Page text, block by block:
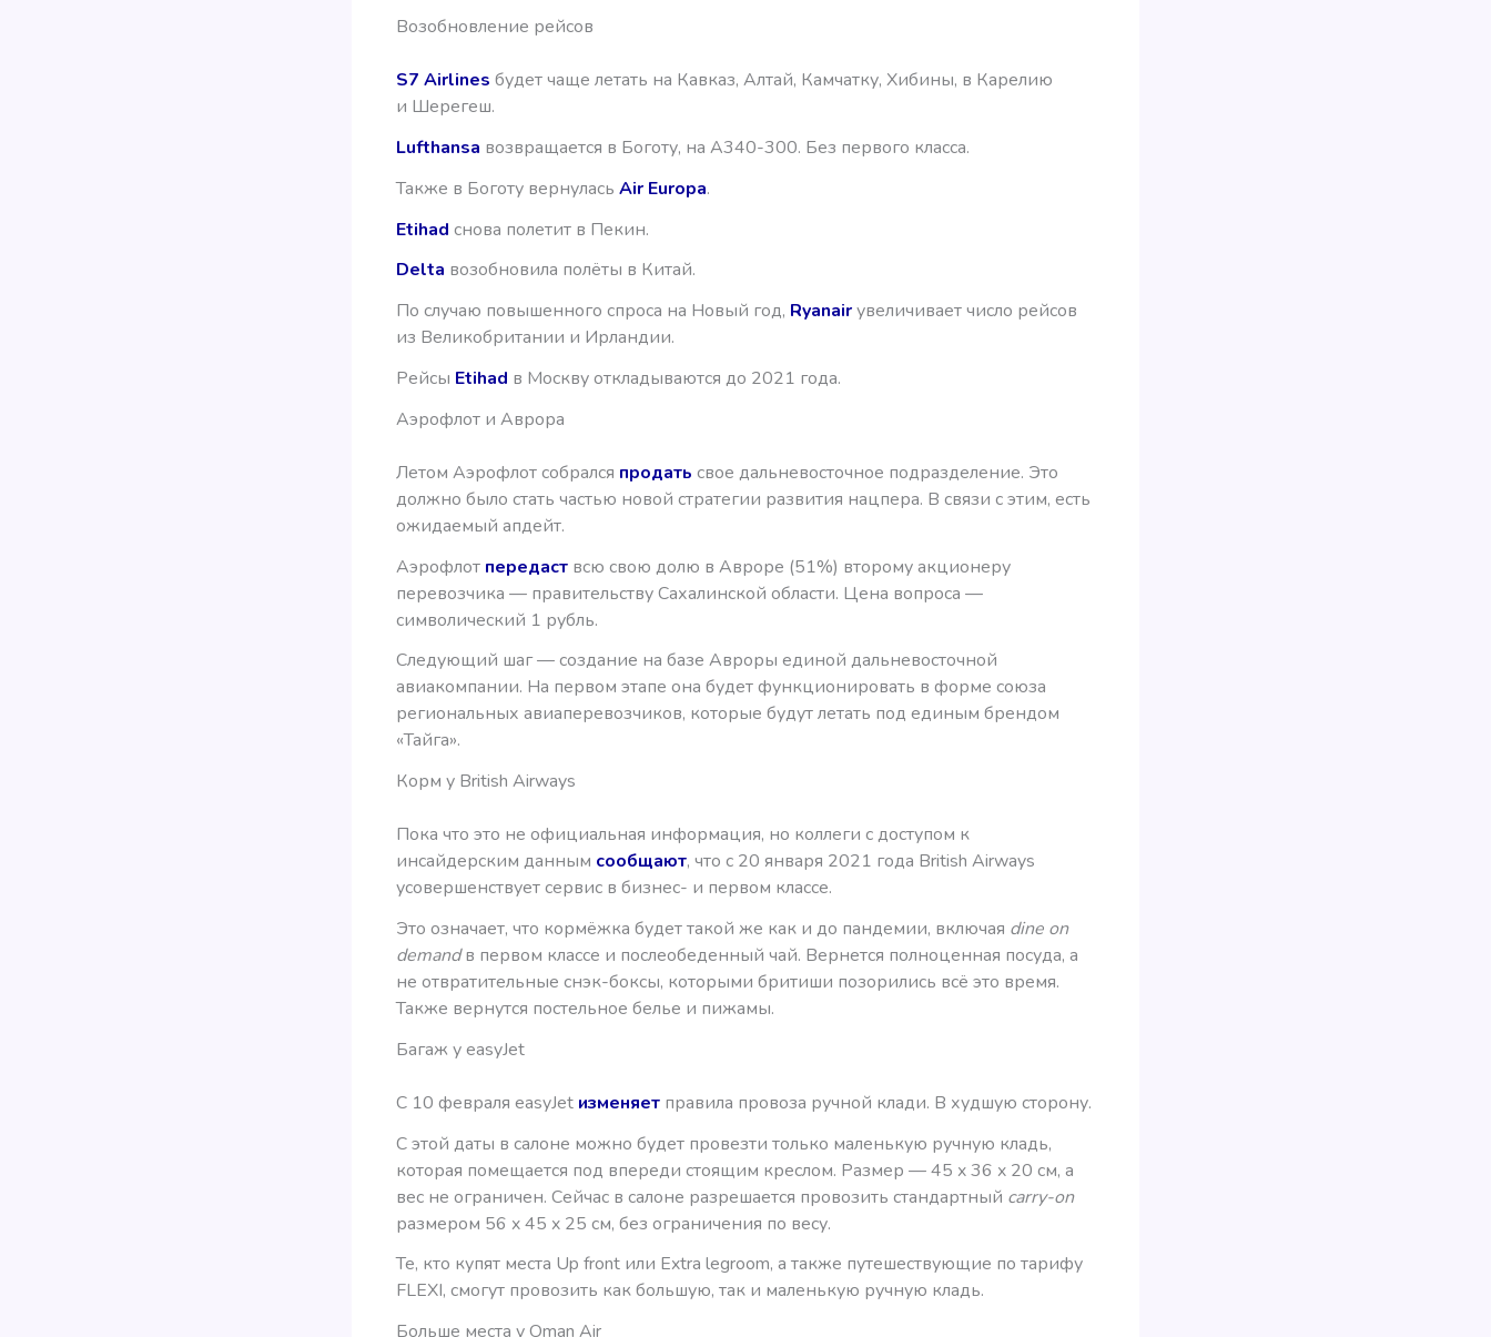
Возобновление рейсов
S7 Airlines будет чаще летать на Кавказ, Алтай, Камчатку, Хибины, в Карелию
и Шерегеш.
Lufthansa возвращается в Боготу, на A340-300. Без первого класса.
Также в Боготу вернулась Air Europa.
Etihad снова полетит в Пекин.
Delta возобновила полёты в Китай.
По случаю повышенного спроса на Новый год, Ryanairувеличивает число рейсов
из Великобритании и Ирландии.
Рейсы Etihad в Москву откладываются до 2021 года.
Аэрофлот и Аврора
Летом Аэрофлот собрался продать свое дальневосточное подразделение. Это
должно было стать частью новой стратегии развития нацпера. В связи с этим, есть
ожидаемый апдейт.
Аэрофлот передаст всю свою долю в Авроре (51%) второму акционеру
перевозчика — правительству Сахалинской области. Цена вопроса —
символический 1 рубль.
Следующий шаг — создание на базе Авроры единой дальневосточной
авиакомпании. На первом этапе она будет функционировать в форме союза
региональных авиаперевозчиков, которые будут летать под единым брендом
«Тайга».
Корм у British Airways
Пока что это не официальная информация, но коллеги с доступом к
инсайдерским данным сообщают, что с 20 января 2021 года British Airways
усовершенствует сервис в бизнес- и первом классе.
Это означает, что кормёжка будет такой же как и до пандемии, включая dine on
demandв первом классе и послеобеденный чай. Вернется полноценная посуда, а
не отвратительные снэк-боксы, которыми бритиши позорились всё это время.
Также вернутся постельное белье и пижамы.
Багаж у easyJet
С 10 февраля easyJet изменяет правила провоза ручной клади. В худшую сторону.
С этой даты в салоне можно будет провезти только маленькую ручную кладь,
которая помещается под впереди стоящим креслом. Размер — 45 x 36 x 20 см, а
вес не ограничен. Сейчас в салоне разрешается провозить стандартный carry-on
размером 56 x 45 x 25 см, без ограничения по весу.
Те, кто купят места Up front или Extra legroom, а также путешествующие по тарифу
FLEXI, смогут провозить как большую, так и маленькую ручную кладь.
Больше места у Oman Air